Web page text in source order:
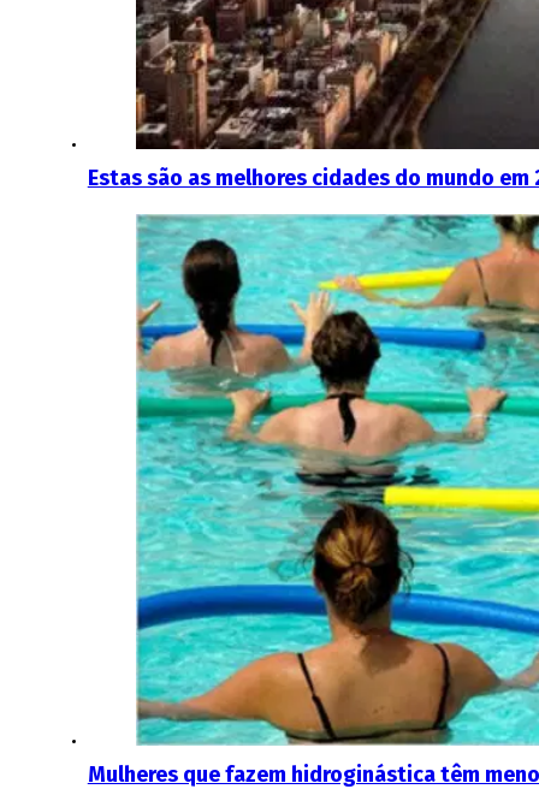
Estas são as melhores cidades do mundo em
Mulheres que fazem hidroginástica têm